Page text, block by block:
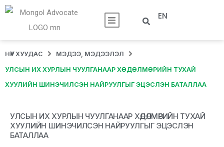
EN
НҮҮР ХУУДАС МЭДЭЭ, МЭДЭЭЛЭЛ
УЛСЫН ИХ ХУРЛЫН ЧУУЛГАНААР ХӨДӨЛМӨРИЙН ТУХАЙ
ХУУЛИЙН ШИНЭЧИЛСЭН НАЙРУУЛГЫГ ЭЦЭСЛЭН БАТАЛЛАА
УЛСЫН ИХ ХУРЛЫН ЧУУЛГАНААР ХӨДӨЛМӨРИЙН ТУХАЙ
ХУУЛИЙН ШИНЭЧИЛСЭН НАЙРУУЛГЫГ ЭЦЭСЛЭН
БАТАЛЛАА